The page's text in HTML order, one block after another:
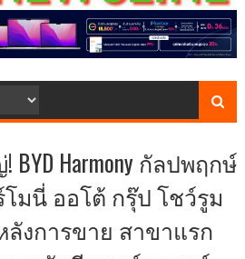
Harmony กัลปพฤกษ์
มนี่ ออโต้ กรุ๊ป โชว์รูม
งการขาย สาขาแรก